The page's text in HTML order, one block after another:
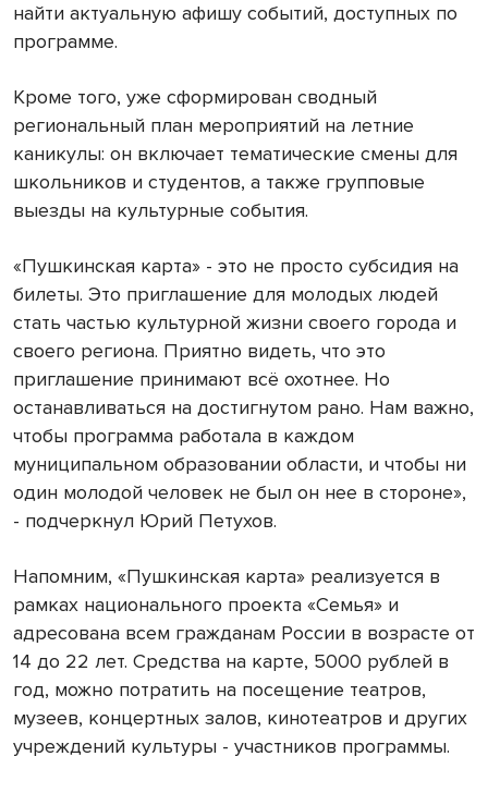
найти актуальную афишу событий, доступных по
программе.
Кроме того, уже сформирован сводный
региональный план мероприятий на летние
каникулы: он включает тематические смены для
школьников и студентов, а также групповые
выезды на культурные события.
«Пушкинская карта» - это не просто субсидия на
билеты. Это приглашение для молодых людей
стать частью культурной жизни своего города и
своего региона. Приятно видеть, что это
приглашение принимают всё охотнее. Но
останавливаться на достигнутом рано. Нам важно,
чтобы программа работала в каждом
муниципальном образовании области, и чтобы ни
один молодой человек не был он нее в стороне»,
- подчеркнул Юрий Петухов.
Напомним, «Пушкинская карта» реализуется в
рамках национального проекта «Семья» и
адресована всем гражданам России в возрасте от
14 до 22 лет. Средства на карте, 5000 рублей в
год, можно потратить на посещение театров,
музеев, концертных залов, кинотеатров и других
учреждений культуры - участников программы.